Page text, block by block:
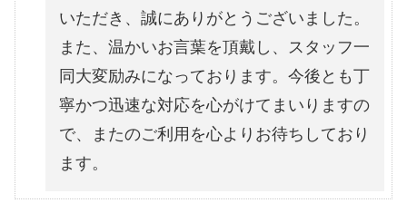
いただき、誠にありがとうございました。
また、温かいお言葉を頂戴し、スタッフ一
同大変励みになっております。今後とも丁
寧かつ迅速な対応を心がけてまいりますの
で、またのご利用を心よりお待ちしており
ます。